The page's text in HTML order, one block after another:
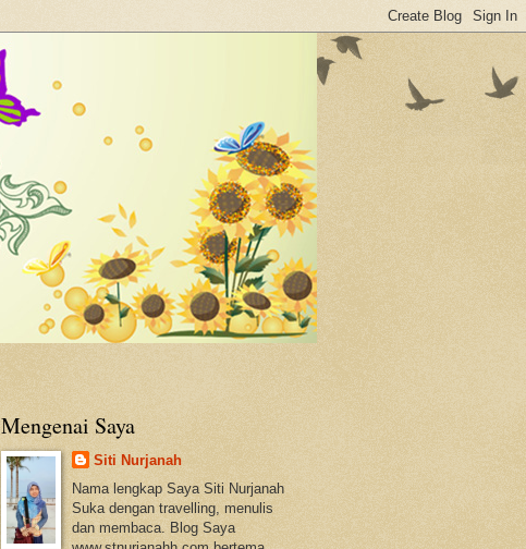
Mengenai Saya
Siti Nurjanah
Nama lengkap Saya Siti Nurjanah
Suka dengan travelling, menulis
dan membaca. Blog Saya